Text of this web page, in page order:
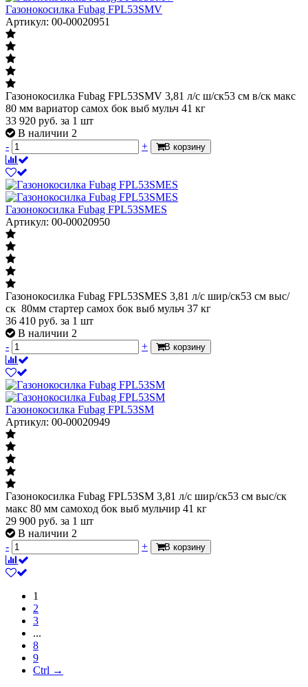
Газонокосилка Fubag FPL53SMV
Артикул: 00-00020951
Газонокосилка Fubag FPL53SMV 3,81 л/с ш/ск53 см в/ск макс
80 мм вариатор самох бок выб мульч 41 кг
33 920 руб. за 1 шт
В наличии 2
-
+ В корзину
Газонокосилка Fubag FPL53SMES
Артикул: 00-00020950
Газонокосилка Fubag FPL53SMES 3,81 л/с шир/ск53 см выс/
ск 80мм стартер самох бок выб мульч 37 кг
36 410 руб. за 1 шт
В наличии 2
-
+ В корзину
Газонокосилка Fubag FPL53SM
Артикул: 00-00020949
Газонокосилка Fubag FPL53SM 3,81 л/с шир/ск53 см выс/ск
макс 80 мм самоход бок выб мульчир 41 кг
29 900 руб. за 1 шт
В наличии 2
-
+ В корзину
1
2
3
...
8
9
Ctrl →